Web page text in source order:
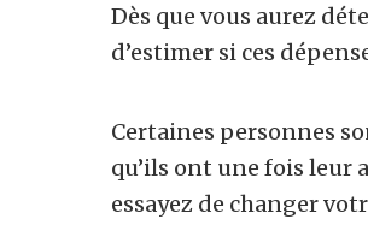
Dès que vous aurez
d’estimer si ces
Certaines personnes
qu’ils ont une fois leur
essayez de changer